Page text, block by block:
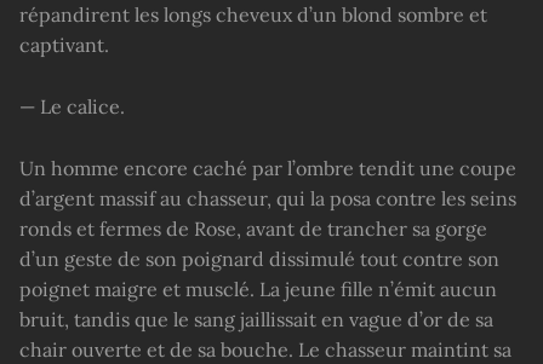
répandirent les longs cheveux d’un blond sombre et
captivant.
— Le calice.
Un homme encore caché par l’ombre tendit une coupe
d’argent massif au chasseur, qui la posa contre les seins
ronds et fermes de Rose, avant de trancher sa gorge
d’un geste de son poignard dissimulé tout contre son
poignet maigre et musclé. La jeune fille n’émit aucun
bruit, tandis que le sang jaillissait en vague d’or de sa
chair ouverte et de sa bouche. Le chasseur maintint sa